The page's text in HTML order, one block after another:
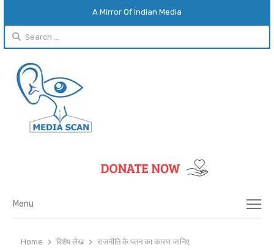
A Mirror Of Indian Media
Search
for:
Menu
Menu
Home विशेष लेख राजनीति के पतन का कारण जानिए